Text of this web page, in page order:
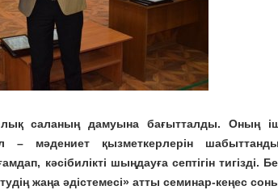
саланың дамуына бағытталды. Оның
мәдениет қызметкерлерін
кәсібилікті шыңдауға септігін тигізді.
жаңа әдістемесі» атты семинар-кеңес